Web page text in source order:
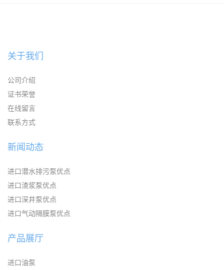
关于我们
公司介绍
证书荣誉
在线留言
联系方式
新闻动态
进口潜水排污泵优点
进口渣浆泵优点
进口深井泵优点
进口气动隔膜泵优点
产品展厅
进口油泵